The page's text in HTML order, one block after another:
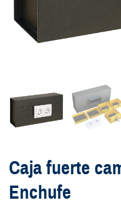
Caja fuerte
Enchufe